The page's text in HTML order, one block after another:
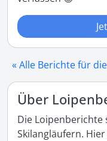
« Alle Berichte für
Über
Die Loipenberichte
Skilangläufern.